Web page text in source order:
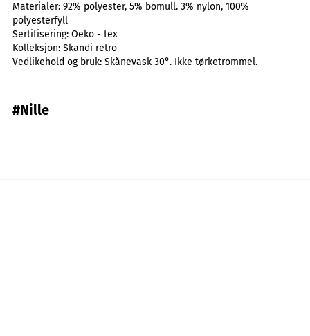
Materialer: 92% polyester, 5% bomull. 3% nylon, 100%
polyesterfyll
Sertifisering: Oeko - tex
Kolleksjon: Skandi retro
Vedlikehold og bruk: Skånevask 30°. Ikke tørketrommel.
#Nille